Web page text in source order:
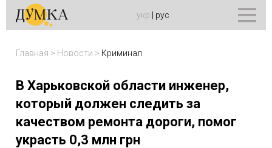
укр рус
Главная > Новости > Криминал
В Харьковской области инженер,
который должен следить за
качеством ремонта дороги, помог
украсть 0,3 млн грн